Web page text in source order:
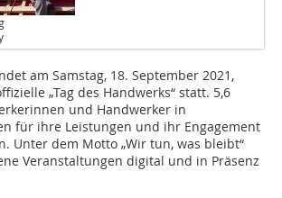
am Samstag, 18. September 2021,
„Tag des Handwerks“ statt. 5,6
und Handwerker in
für ihre Leistungen und ihr Engagement
Unter dem Motto „Wir tun, was bleibt“
Veranstaltungen digital und in Präsenz